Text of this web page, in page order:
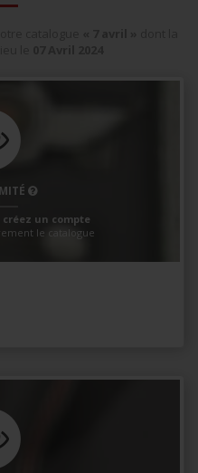
créez un compte
le catalogue